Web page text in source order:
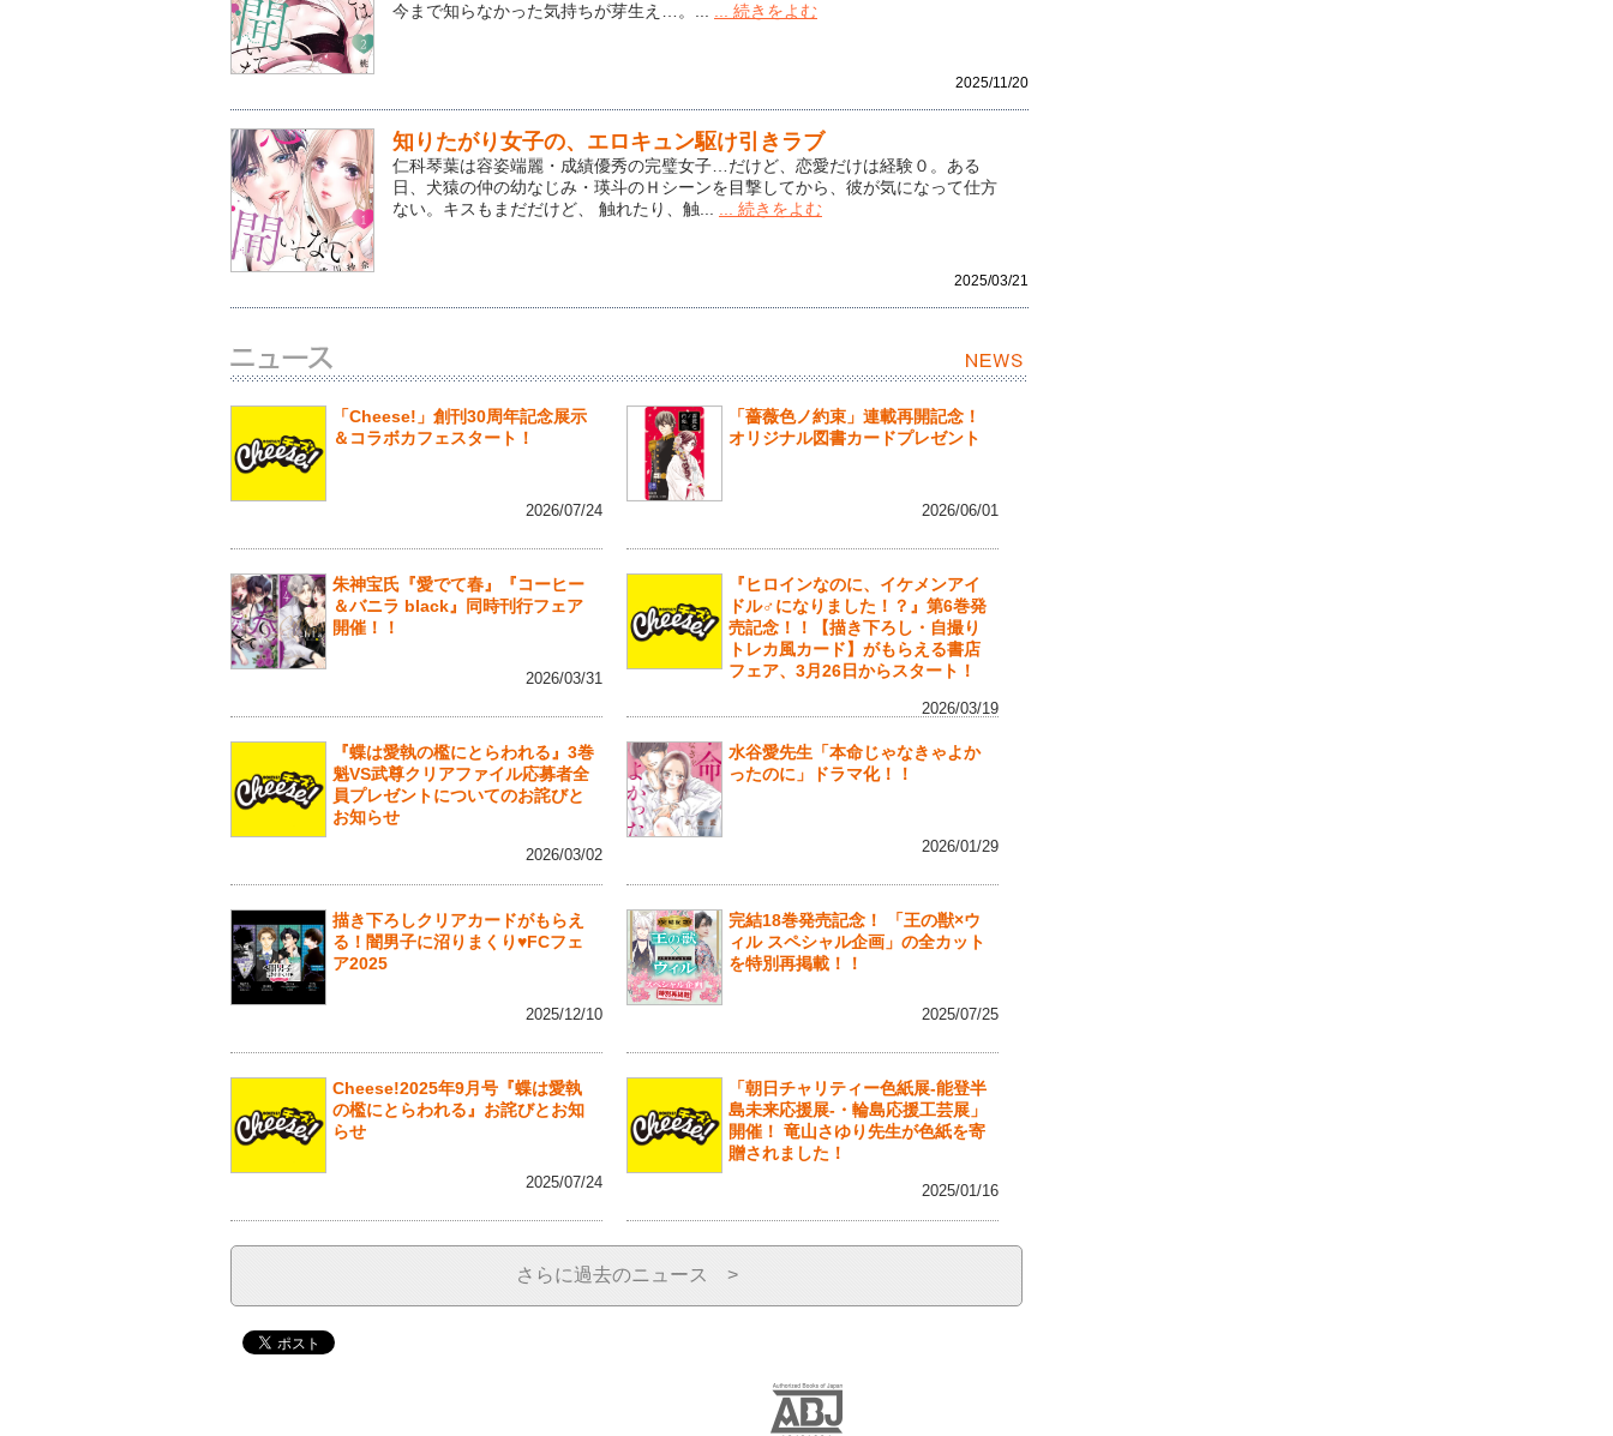
今まで知らなかった気持ちが芽生え…。...
... 続きをよむ
2025/11/20
知りたがり女子の、エロキュン駆け引きラブ
仁科琴葉は容姿端麗・成績優秀の完璧女子…だけど、恋愛だけは経験０。ある
日、犬猿の仲の幼なじみ・瑛斗のＨシーンを目撃してから、彼が気になって仕方
ない。キスもまだだけど、 触れたり、触...
... 続きをよむ
2025/03/21
「Cheese!」創刊30周年記念展示
＆コラボカフェスタート！
2026/07/24
「薔薇色ノ約束」連載再開記念！
オリジナル図書カードプレゼント
2026/06/01
朱神宝氏『愛でて春』『コーヒー
＆バニラ black』同時刊行フェア
開催！！
2026/03/31
『ヒロインなのに、イケメンアイ
ドル♂になりました！？』第6巻発
売記念！！【描き下ろし・自撮り
トレカ風カード】がもらえる書店
フェア、3月26日からスタート！
2026/03/19
『蝶は愛執の檻にとらわれる』3巻
魁VS武尊クリアファイル応募者全
員プレゼントについてのお詫びと
お知らせ
2026/03/02
水谷愛先生「本命じゃなきゃよか
ったのに」ドラマ化！！
2026/01/29
描き下ろしクリアカードがもらえ
る！闇男子に沼りまくり♥FCフェ
ア2025
2025/12/10
完結18巻発売記念！ 「王の獣×ウ
ィル スペシャル企画」の全カット
を特別再掲載！！
2025/07/25
Cheese!2025年9月号『蝶は愛執
の檻にとらわれる』お詫びとお知
らせ
2025/07/24
「朝日チャリティー色紙展-能登半
島未来応援展-・輪島応援工芸展」
開催！ 竜山さゆり先生が色紙を寄
贈されました！
2025/01/16
さらに過去のニュース >